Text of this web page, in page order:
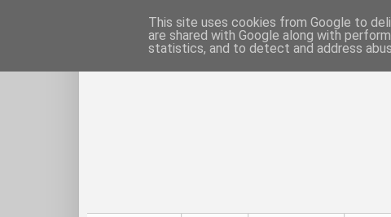
This site uses cookies from Google to
are shared with Google along with
statistics, and to detect and address